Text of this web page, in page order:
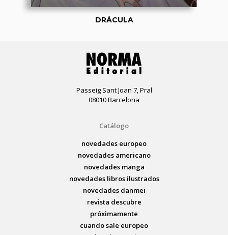
DRÁCULA
Passeig Sant Joan 7, Pral
08010 Barcelona
Catálogo
novedades europeo
novedades americano
novedades manga
novedades libros ilustrados
novedades danmei
revista descubre
próximamente
cuando sale europeo